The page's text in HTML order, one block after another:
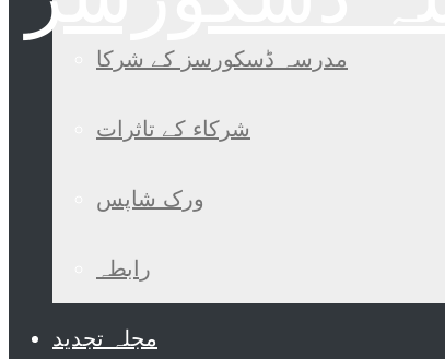
مدرسہ ڈسکورسز کے شرکا
شرکاء کے تاثرات
ورک شاپس
رابطہ
مجلہ تجدید